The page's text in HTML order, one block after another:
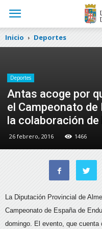
Inicio Deportes
Deportes
Antas acoge por
el Campeonato de
la colaboración
26 febrero, 2016 1466
La Diputación Provincial de
Campeonato de España de
domingo. El evento, que